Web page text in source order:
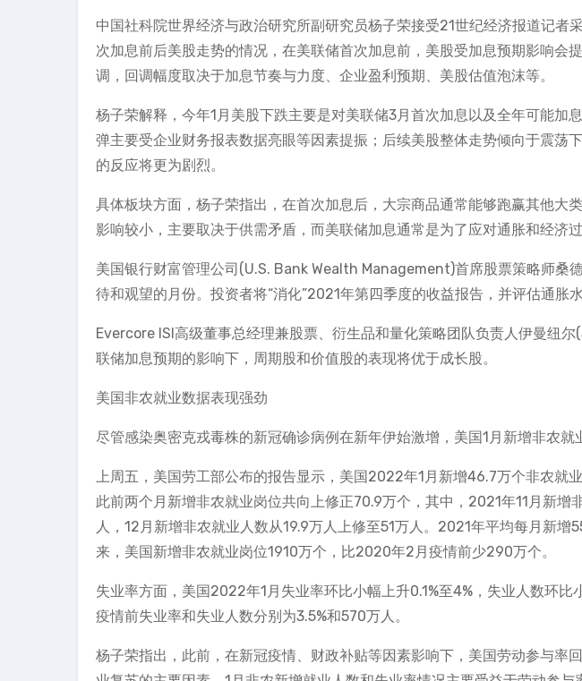
中国社科院世界经济与政治研究所副研究员杨子荣接受21世纪经济报道记者
次加息前后美股走势的情况，在美联储首次加息前，美股受加息预期影响会
调，回调幅度取决于加息节奏与力度、企业盈利预期、美股估值泡沫等。
杨子荣解释，今年1月美股下跌主要是对美联储3月首次加息以及全年可能加
弹主要受企业财务报表数据亮眼等因素提振；后续美股整体走势倾向于震荡
的反应将更为剧烈。
具体板块方面，杨子荣指出，在首次加息后，大宗商品通常能够跑赢其他大
影响较小，主要取决于供需矛盾，而美联储加息通常是为了应对通胀和经济过
美国银行财富管理公司(U.S. Bank Wealth Management)首席股票策略师桑
待和观望的月份。投资者将“消化”2021年第四季度的收益报告，并评估通胀水
Evercore ISI高级董事总经理兼股票、衍生品和量化策略团队负责人伊曼纽
联储加息预期的影响下，周期股和价值股的表现将优于成长股。
美国非农就业数据表现强劲
尽管感染奥密克戎毒株的新冠确诊病例在新年伊始激增，美国1月新增非农就
上周五，美国劳工部公布的报告显示，美国2022年1月新增46.7万个非农就
此前两个月新增非农就业岗位共向上修正70.9万个，其中，2021年11月新
人，12月新增非农就业人数从19.9万人上修至51万人。2021年平均每月新
来，美国新增非农就业岗位1910万个，比2020年2月疫情前少290万个。
失业率方面，美国2022年1月失业率环比小幅上升0.1%至4%，失业人数环
疫情前失业率和失业人数分别为3.5%和570万人。
杨子荣指出，此前，在新冠疫情、财政补贴等因素影响下，美国劳动参与率